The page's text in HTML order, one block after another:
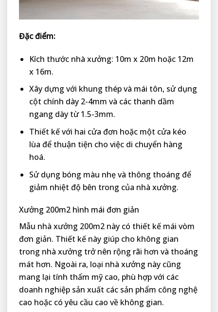
Đặc điểm:
Kích thước nhà xưởng: 10m x 20m hoặc 12m
x 16m.
Xây dựng với khung thép và mái tôn, sử dụng
cột chính dày 2-4mm và các thanh dầm
ngang dày từ 1.5-3mm.
Thiết kế với hai cửa đơn hoặc một cửa kéo
lùa để thuận tiện cho việc di chuyển hàng
hoá.
Sử dụng bóng màu nhẹ và thông thoáng để
giảm nhiệt độ bên trong của nhà xưởng.
Xưởng 200m2 hình mái đơn giản
Mẫu nhà xưởng 200m2 này có thiết kế mái vòm
đơn giản. Thiết kế này giúp cho không gian
trong nhà xưởng trở nên rộng rãi hơn và thoáng
mát hơn. Ngoài ra, loại nhà xưởng này cũng
mang lại tính thẩm mỹ cao, phù hợp với các
doanh nghiệp sản xuất các sản phẩm công nghệ
cao hoặc có yêu cầu cao về không gian.